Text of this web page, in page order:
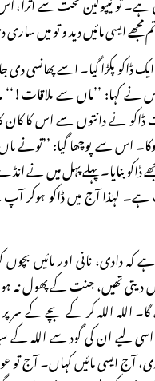
ایسی مائیں دید و تو میں ساری
پکڑا گیا۔ اسے پھانسی دی
نے کہا: ’’ماں سے
ڈاکو نے دانتوں سے اس کا کان
اس سے پوچھا گیا: ’’تونے
ڈاکو بنایا۔ پہلے پہل میں نے
ہے۔ لہٰذا آج میں ڈاکو ہوکر
دادی، نانی اور مائیں
دیتی تھیں، جنت کے پھول نہ ہو
اللہ اللہ کر کے بچے کے سر
لیے ان کی گود سے اللہ کے
آج ایسی مائیں کہاں۔ آج